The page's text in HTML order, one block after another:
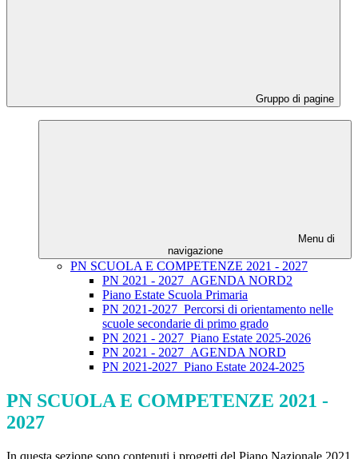
Gruppo di pagine
Menu di
navigazione
PN SCUOLA E COMPETENZE 2021 - 2027
PN 2021 - 2027_AGENDA NORD2
Piano Estate Scuola Primaria
PN 2021-2027_Percorsi di orientamento nelle
scuole secondarie di primo grado
PN 2021 - 2027_Piano Estate 2025-2026
PN 2021 - 2027_AGENDA NORD
PN 2021-2027_Piano Estate 2024-2025
PN SCUOLA E COMPETENZE 2021 -
2027